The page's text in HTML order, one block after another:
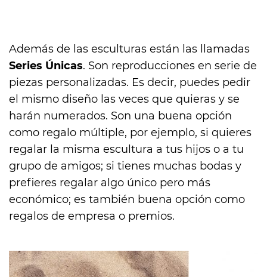
Además de las esculturas están las llamadas
Series Únicas. Son reproducciones en serie de
piezas personalizadas. Es decir, puedes pedir
el mismo diseño las veces que quieras y se
harán numerados. Son una buena opción
como regalo múltiple, por ejemplo, si quieres
regalar la misma escultura a tus hijos o a tu
grupo de amigos; si tienes muchas bodas y
prefieres regalar algo único pero más
económico; es también buena opción como
regalos de empresa o premios.